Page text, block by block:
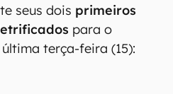
seus dois primeiros
para o
terça-feira (15):